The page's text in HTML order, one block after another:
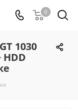
0
1030
HDD